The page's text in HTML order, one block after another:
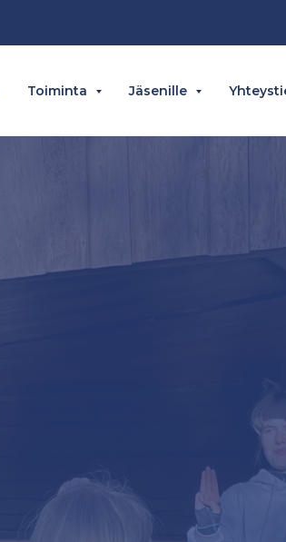
Toiminta Jäsenille